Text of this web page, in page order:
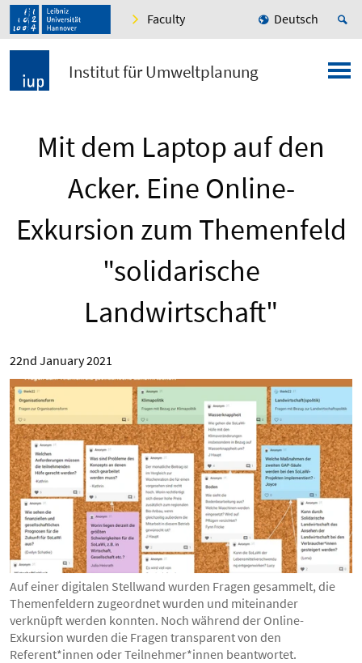
Faculty Deutsch
Institut für Umweltplanung
Mit dem Laptop auf den
Acker. Eine Online-
Exkursion zum Themenfeld
"solidarische
Landwirtschaft"
22nd January 2021
Auf einer digitalen Stellwand wurden Fragen gesammelt, die
Themenfeldern zugeordnet wurden und miteinander
verknüpft werden konnten. Noch während der Online-
Exkursion wurden die Fragen transparent von den
Referent*innen oder Teilnehmer*innen beantwortet.